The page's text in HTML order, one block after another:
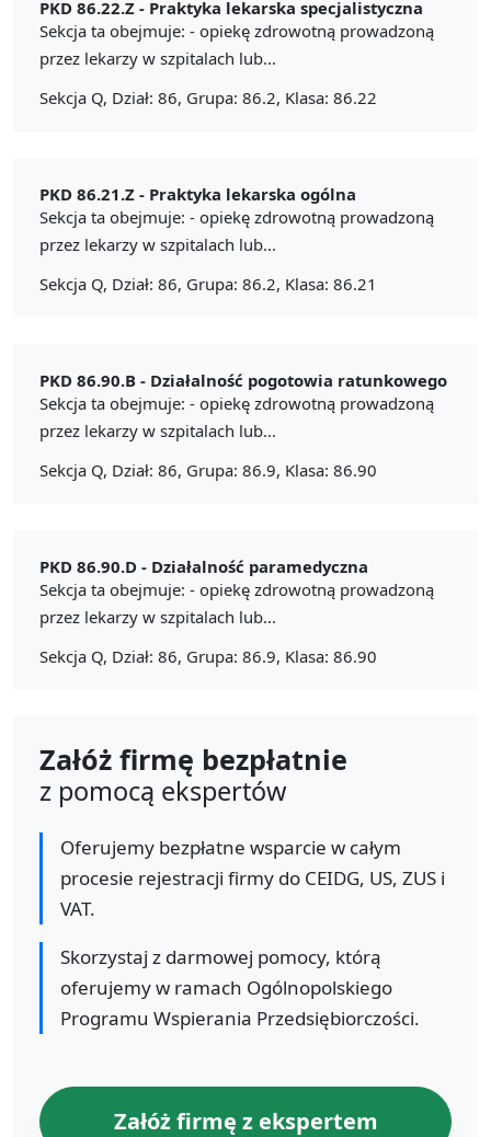
PKD 86.22.Z - Praktyka lekarska specjalistyczna
Sekcja ta obejmuje: - opiekę zdrowotną prowadzoną
przez lekarzy w szpitalach lub...
Sekcja Q, Dział: 86, Grupa: 86.2, Klasa: 86.22
PKD 86.21.Z - Praktyka lekarska ogólna
Sekcja ta obejmuje: - opiekę zdrowotną prowadzoną
przez lekarzy w szpitalach lub...
Sekcja Q, Dział: 86, Grupa: 86.2, Klasa: 86.21
PKD 86.90.B - Działalność pogotowia ratunkowego
Sekcja ta obejmuje: - opiekę zdrowotną prowadzoną
przez lekarzy w szpitalach lub...
Sekcja Q, Dział: 86, Grupa: 86.9, Klasa: 86.90
PKD 86.90.D - Działalność paramedyczna
Sekcja ta obejmuje: - opiekę zdrowotną prowadzoną
przez lekarzy w szpitalach lub...
Sekcja Q, Dział: 86, Grupa: 86.9, Klasa: 86.90
Załóż firmę bezpłatnie
z pomocą ekspertów
Oferujemy bezpłatne wsparcie w całym
procesie rejestracji firmy do CEIDG, US, ZUS i
VAT.
Skorzystaj z darmowej pomocy, którą
oferujemy w ramach Ogólnopolskiego
Programu Wspierania Przedsiębiorczości.
Załóż firmę z ekspertem